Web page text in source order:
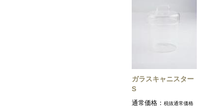
ガラスキャニスター
S
通常価格： 税抜通常価格